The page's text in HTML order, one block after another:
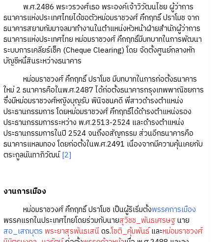
พ.ศ.2486 พระวรวงศ์เธอ พระองค์เจ้าวิวัฒนไชย ผู้ว่าการ
ธนาคารแห่งประเทศไทยได้ขอตัวหม่อมราชวงศ์ คึกฤทธิ์ ปราโมช จาก
ธนาคารสยามกัมมาจลมาทำงานในตำแหน่งหัวหน้าฝ่ายสำนักผู้ว่าการ
ธนาคารแห่งประเทศไทย หม่อมราชวงศ์ คึกฤทธิ์มีบทบาทในการพัฒนา
ระบบการเคลียร์เช็ค (Cheque Clearing) โดย จัดตั้งศูนย์กลางหัก
บัญชีหนี้สินระหว่างธนาคาร
หม่อมราชวงศ์ คึกฤทธิ์ ปราโมช มีบทบาทในการก่อตั้งธนาคาร
ใหม่ 2 ธนาคารคือในพ.ศ.2487 ได้ก่อตั้งธนาคารกรุงเทพพาณิชยการ
ซึ่งมีหม่อมราชวงศ์หญิงบุญรับ พินิจชนคดี พี่สาวดำรงตำแหน่ง
ประธานกรรมการ โดยหม่อมราชวงศ์ คึกฤทธิ์ได้ดำรงตำแหน่งรอง
ประธานกรรมการระหว่าง พ.ศ.2513-2524 และดำรงตำแหน่ง
ประธานกรรมการในปี 2524 จนถึงอสัญกรรม ส่วนอีกธนาคารคือ
ธนาคารแหลมทอง โดยก่อตั้งในพ.ศ.2491 เนื่องจากมีความคุ้นเคยกับ
ตระกูลนันทาภิวัฒน์[2]
งานการเมือง
หม่อมราชวงศ์ คึกฤทธิ์ ปราโมช เป็นผู้ริเริ่มตั้งพรรคการเมือง
พรรคแรกในประเทศไทยโดยร่วมกับนายสุวิชช_พันธเศรษฐนาย
สอ_เสถบุตร พระยาสุรพันธเสนีดร.โชติ_คุ้มพันธ์และหม่อมราชวงศ์